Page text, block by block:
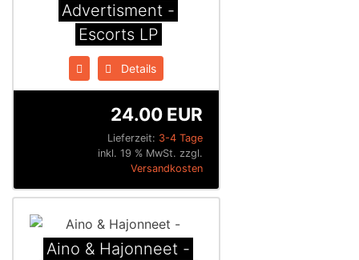
Advertisment -
Escorts LP
Details
Lieferzeit: 3-4 Tage
24.00 EUR
inkl. 19 % MwSt. zzgl.
Versandkosten
Aino & Hajonneet -